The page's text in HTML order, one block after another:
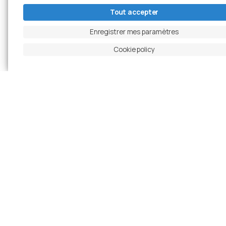
Tout accepter
Enregistrer mes paramètres
Cookie policy